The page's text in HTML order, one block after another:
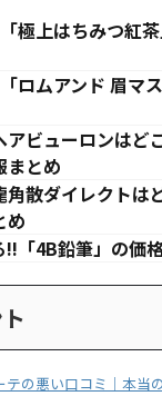
極上はちみつ紅
ロムアンド 眉マ
アビューロンはど
まとめ
角散ダイレクトは
め
!!「4B鉛筆」の価
テの悪い口コミ｜本当